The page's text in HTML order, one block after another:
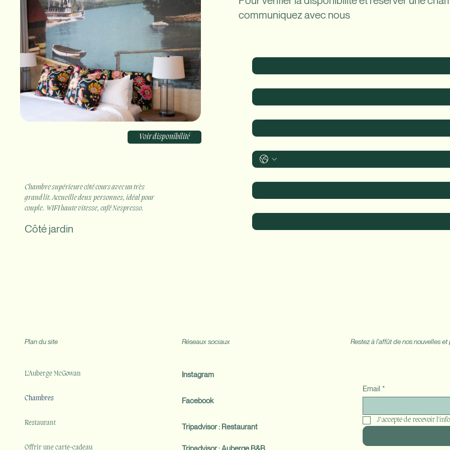
Voir disponibilité
Chambre supérieure côté cours avec un très
grand lit. Accueille deux personnes, idéal pour
couple. WIFI haute vitesse, café Nespresso.
Côté jardin
communiquez avec nous
Plan du site
L'Auberge McGowan
Chambres
Restaurant
Offrir une carte-cadeau
Réseaux sociaux
Instagram
Facebook
Tripadvisor : Restaurant
Tripadvisor : Auberge B&B
Restez à l'affût de nos nouvelles
Email *
J'accepte de recevoir